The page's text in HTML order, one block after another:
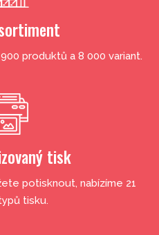
produktů a 8 000 variant.
tisk
potisknout, nabízíme 21
tisku.